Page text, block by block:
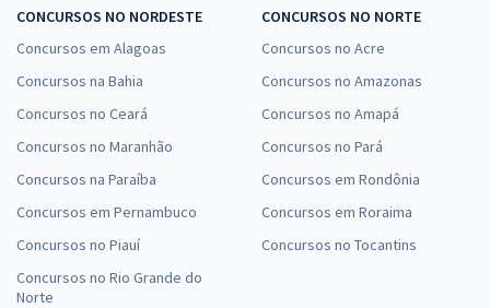
CONCURSOS NO NORDESTE
Concursos em Alagoas
Concursos na Bahia
Concursos no Ceará
Concursos no Maranhão
Concursos na Paraíba
Concursos em Pernambuco
Concursos no Piauí
Concursos no Rio Grande do
Norte
CONCURSOS NO NORTE
Concursos no Acre
Concursos no Amazonas
Concursos no Amapá
Concursos no Pará
Concursos em Rondônia
Concursos em Roraima
Concursos no Tocantins